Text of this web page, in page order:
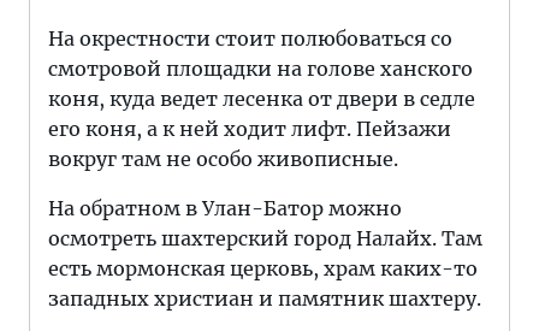
На окрестности стоит полюбоваться со
смотровой площадки на голове ханского
коня, куда ведет лесенка от двери в седле
его коня, а к ней ходит лифт. Пейзажи
вокруг там не особо живописные.
На обратном в Улан-Батор можно
осмотреть шахтерский город Налайх. Там
есть мормонская церковь, храм каких-то
западных христиан и памятник шахтеру.